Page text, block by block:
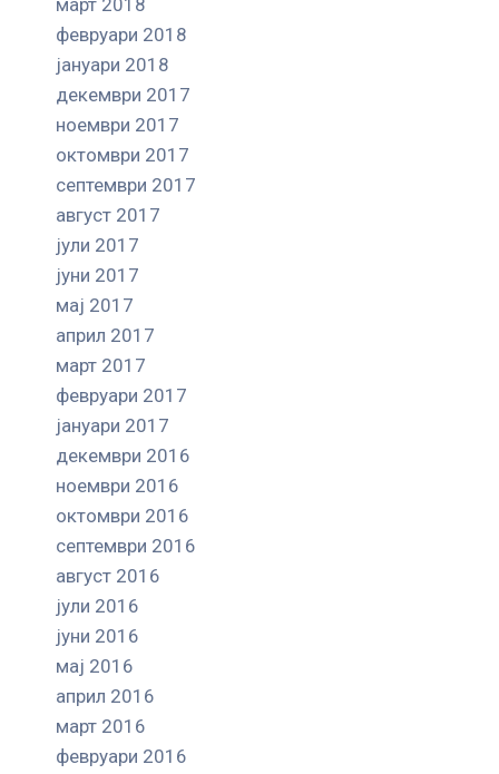
март 2018
февруари 2018
јануари 2018
декември 2017
ноември 2017
октомври 2017
септември 2017
август 2017
јули 2017
јуни 2017
мај 2017
април 2017
март 2017
февруари 2017
јануари 2017
декември 2016
ноември 2016
октомври 2016
септември 2016
август 2016
јули 2016
јуни 2016
мај 2016
април 2016
март 2016
февруари 2016